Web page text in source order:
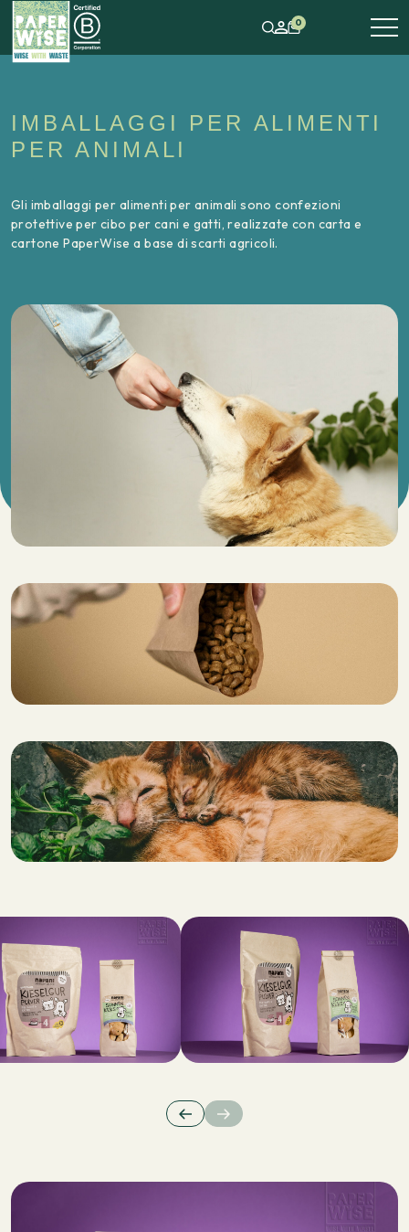
0
IMBALLAGGI PER ALIMENTI
PER ANIMALI
Gli imballaggi per alimenti per animali sono confezioni
protettive per cibo per cani e gatti, realizzate con carta e
cartone PaperWise a base di scarti agricoli.